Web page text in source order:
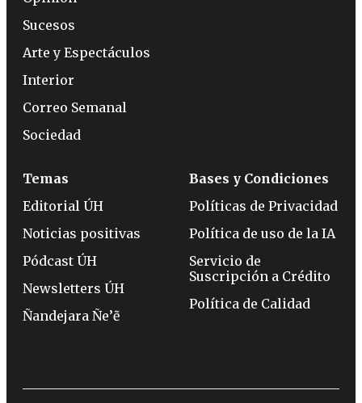
Sucesos
Arte y Espectáculos
Interior
Correo Semanal
Sociedad
Temas
Editorial ÚH
Noticias positivas
Pódcast ÚH
Newsletters ÚH
Ñandejara Ñe’ẽ
Bases y Condiciones
Políticas de Privacidad
Política de uso de la IA
Servicio de
Suscripción a Crédito
Política de Calidad